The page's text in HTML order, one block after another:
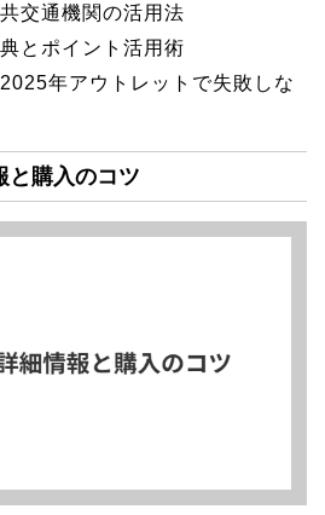
交通機関の活用法
とポイント活用術
年アウトレットで失敗しな
と購入のコツ